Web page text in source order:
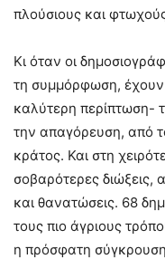
πλούσιους και
Κι όταν οι
τη συμμόρφωση, έχουν
καλύτερη περίπτωση-
την απαγόρευση, από
κράτος. Και στη
σοβαρότερες διώξεις,
και θανατώσεις. 68
τους πιο άγριους
η πρόσφατη